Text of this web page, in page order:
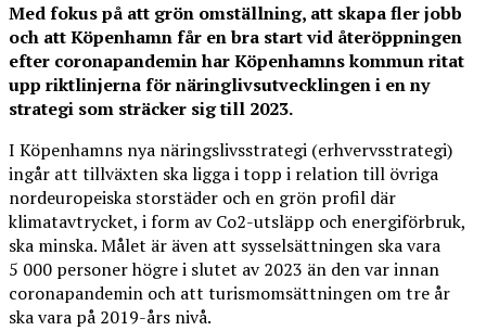
Med fokus på att grön omställning, att skapa fler jobb
och att Köpenhamn får en bra start vid återöppningen
efter coronapandemin har Köpenhamns kommun ritat
upp riktlinjerna för näringlivsutvecklingen i en ny
strategi som sträcker sig till 2023.
I Köpenhamns nya näringslivsstrategi (erhvervsstrategi)
ingår att tillväxten ska ligga i topp i relation till övriga
nordeuropeiska storstäder och en grön profil där
klimatavtrycket, i form av Co2-utsläpp och energiförbruk,
ska minska. Målet är även att sysselsättningen ska vara
5 000 personer högre i slutet av 2023 än den var innan
coronapandemin och att turismomsättningen om tre år
ska vara på 2019-års nivå.